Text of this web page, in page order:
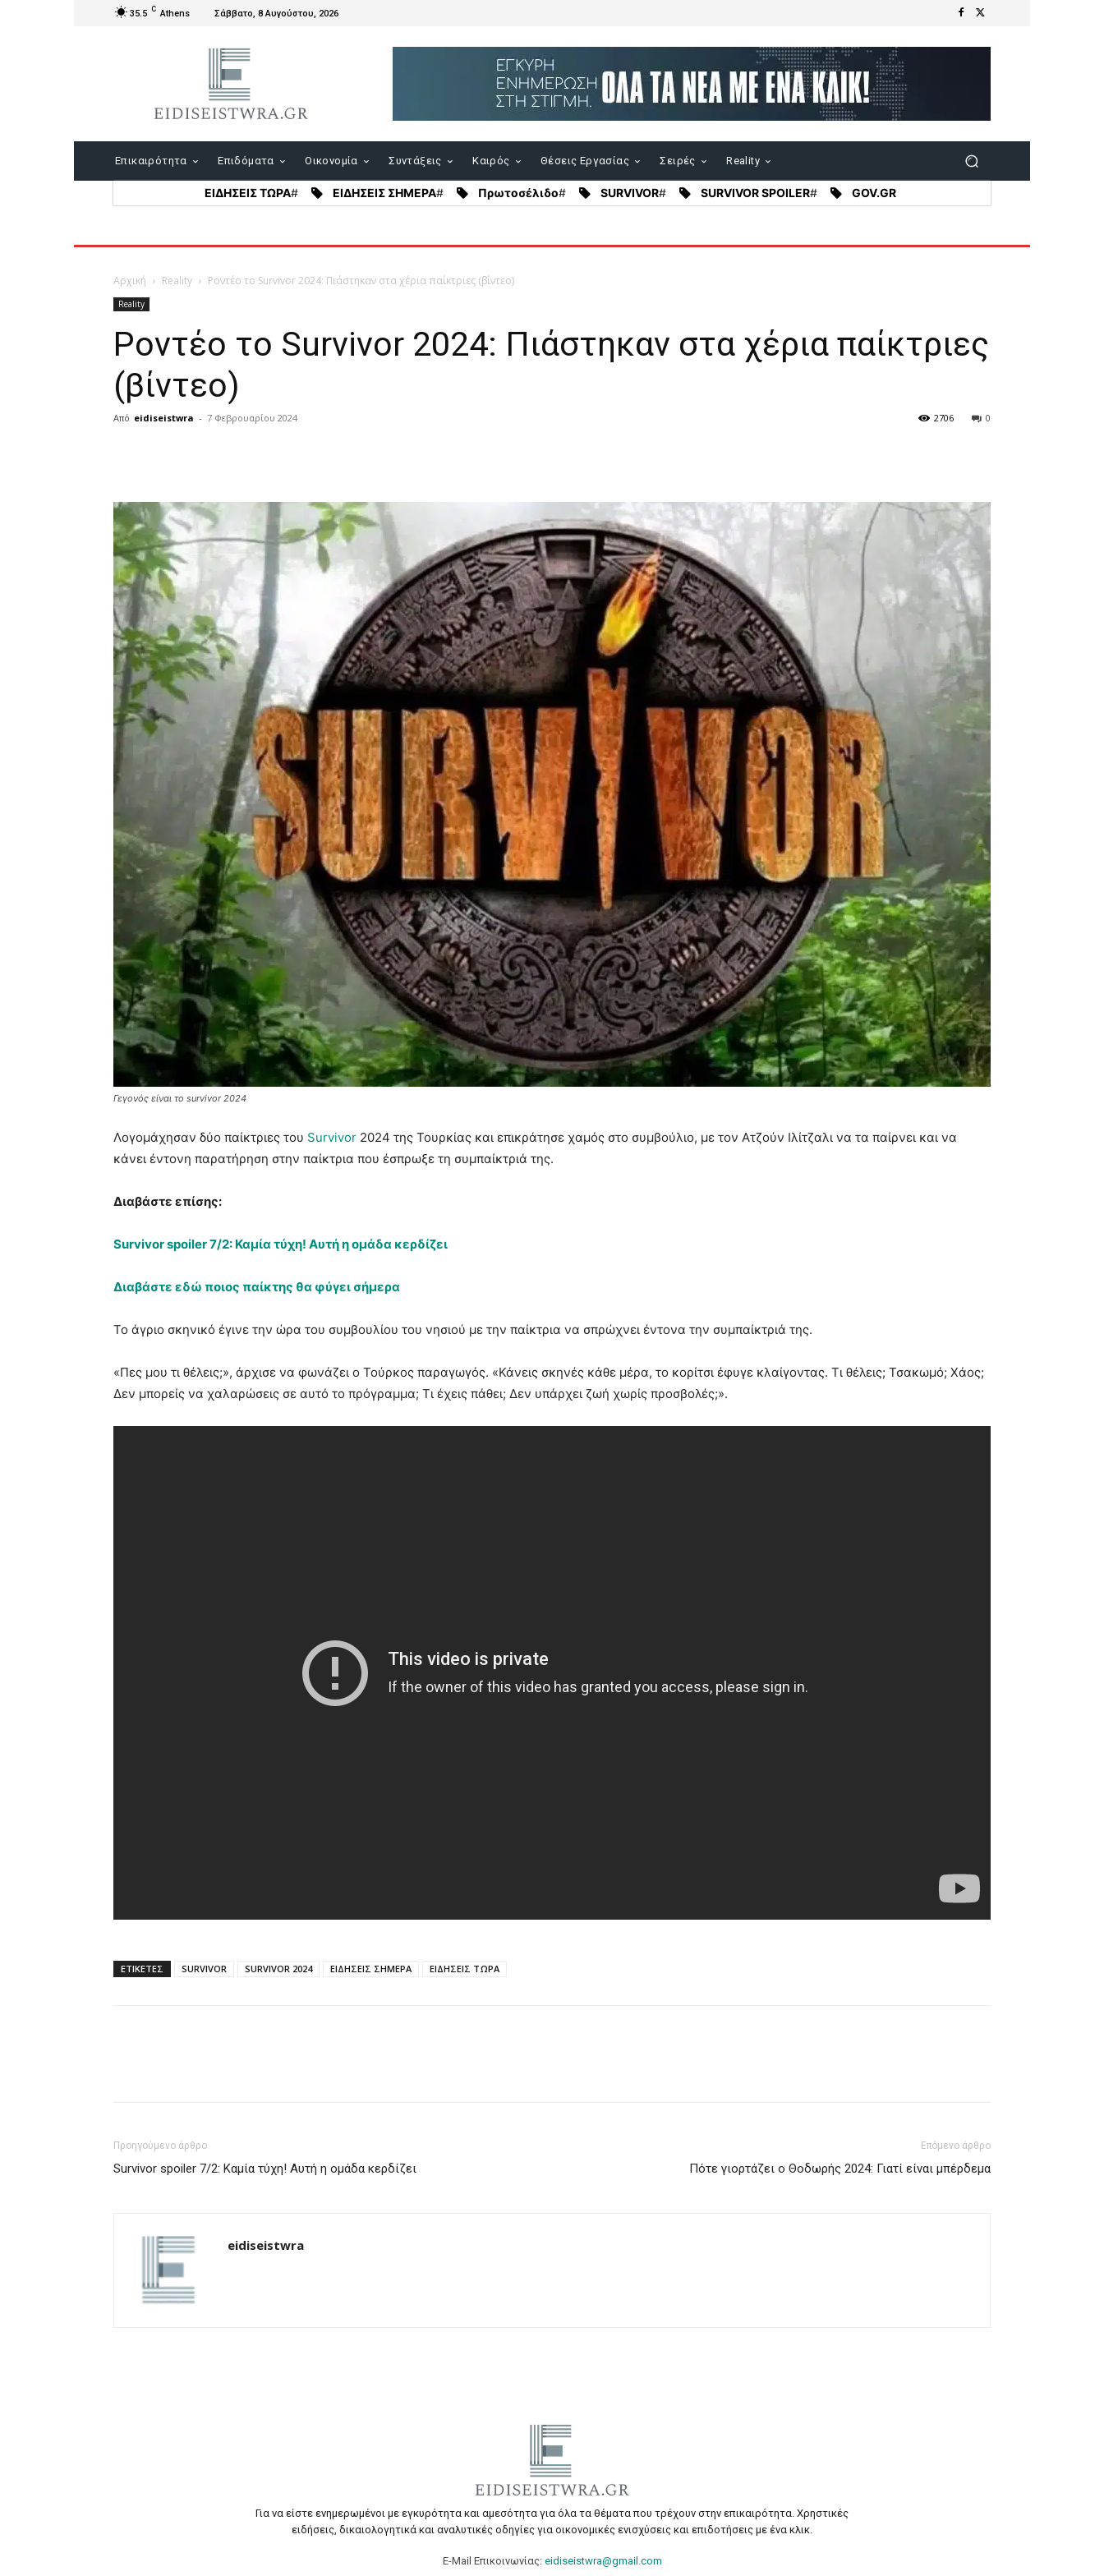
35.5 C Athens Σάββατο, 8 Αυγούστου, 2026
Επικαιρότητα Επιδόματα Οικονομία Συντάξεις Καιρός Θέσεις Εργασίας Σειρές Reality
ΕΙΔΗΣΕΙΣ ΤΩΡΑ# ΕΙΔΗΣΕΙΣ ΣΗΜΕΡΑ# Πρωτοσέλιδο# SURVIVOR# SURVIVOR SPOILER# GOV.GR
Αρχική Reality Ροντέο το Survivor 2024: Πιάστηκαν στα χέρια παίκτριες (βίντεο)
Reality
Ροντέο το Survivor 2024: Πιάστηκαν στα χέρια παίκτριες
(βίντεο)
Από eidiseistwra - 7 Φεβρουαρίου 2024 0
2706
Γεγονός είναι το survivor 2024
Λογομάχησαν δύο παίκτριες του Survivor 2024 της Τουρκίας και επικράτησε χαμός στο συμβούλιο, με τον Ατζούν Ιλίτζαλι να τα παίρνει και να
κάνει έντονη παρατήρηση στην παίκτρια που έσπρωξε τη συμπαίκτριά της.
Διαβάστε επίσης:
Survivor spoiler 7/2: Καμία τύχη! Αυτή η ομάδα κερδίζει
Διαβάστε εδώ ποιος παίκτης θα φύγει σήμερα
Το άγριο σκηνικό έγινε την ώρα του συμβουλίου του νησιού με την παίκτρια να σπρώχνει έντονα την συμπαίκτριά της.
«Πες μου τι θέλεις;», άρχισε να φωνάζει ο Τούρκος παραγωγός. «Κάνεις σκηνές κάθε μέρα, το κορίτσι έφυγε κλαίγοντας. Τι θέλεις; Τσακωμό; Χάος;
Δεν μπορείς να χαλαρώσεις σε αυτό το πρόγραμμα; Τι έχεις πάθει; Δεν υπάρχει ζωή χωρίς προσβολές;».
ΕΤΙΚΈΤΕΣ SURVIVOR SURVIVOR 2024 ΕΙΔΗΣΕΙΣ ΣΗΜΕΡΑ ΕΙΔΗΣΕΙΣ ΤΩΡΑ
Προηγούμενο άρθρο
Survivor spoiler 7/2: Καμία τύχη! Αυτή η ομάδα κερδίζει
Επόμενο άρθρο
Πότε γιορτάζει ο Θοδωρής 2024: Γιατί είναι μπέρδεμα
eidiseistwra
Για να είστε ενημερωμένοι με εγκυρότητα και αμεσότητα για όλα τα θέματα που τρέχουν στην επικαιρότητα. Χρηστικές
ειδήσεις, δικαιολογητικά και αναλυτικές οδηγίες για οικονομικές ενισχύσεις και επιδοτήσεις με ένα κλικ.
E-Mail Επικοινωνίας: eidiseistwra@gmail.com